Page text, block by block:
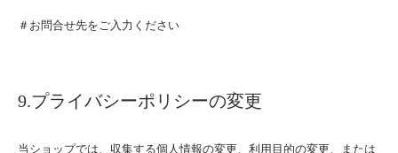
＃お問合せ先をご入力ください
9.プライバシーポリシーの変更
当ショップでは、収集する個人情報の変更、利用目的の変更、または